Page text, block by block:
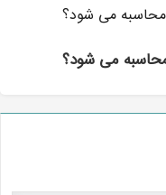
می شود؟